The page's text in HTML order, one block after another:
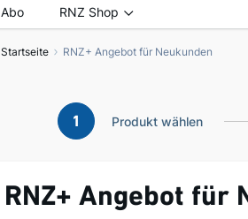
Abo RNZ Shop
Startseite RNZ+ Angebot für Neukunden
1 Produkt wählen
RNZ+ Angebot für